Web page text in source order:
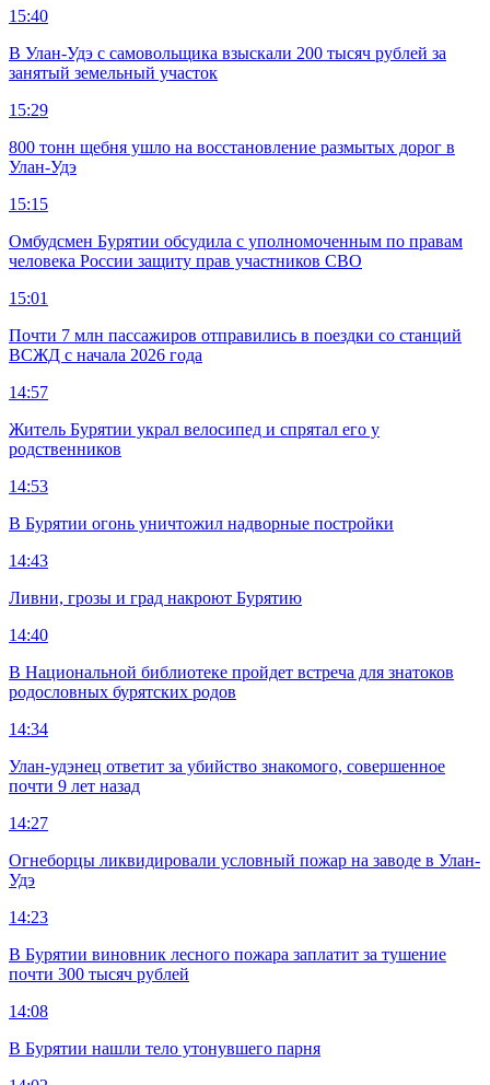
15:40
В Улан-Удэ с самовольщика взыскали 200 тысяч рублей за
занятый земельный участок
15:29
800 тонн щебня ушло на восстановление размытых дорог в
Улан-Удэ
15:15
Омбудсмен Бурятии обсудила с уполномоченным по правам
человека России защиту прав участников СВО
15:01
Почти 7 млн пассажиров отправились в поездки со станций
ВСЖД с начала 2026 года
14:57
Житель Бурятии украл велосипед и спрятал его у
родственников
14:53
В Бурятии огонь уничтожил надворные постройки
14:43
Ливни, грозы и град накроют Бурятию
14:40
В Национальной библиотеке пройдет встреча для знатоков
родословных бурятских родов
14:34
Улан-удэнец ответит за убийство знакомого, совершенное
почти 9 лет назад
14:27
Огнеборцы ликвидировали условный пожар на заводе в Улан-
Удэ
14:23
В Бурятии виновник лесного пожара заплатит за тушение
почти 300 тысяч рублей
14:08
В Бурятии нашли тело утонувшего парня